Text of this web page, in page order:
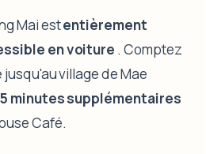
Mai estentièrement
en voiture . Comptez
village de Mae
minutes supplémentaires
Café.